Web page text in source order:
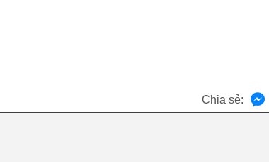
Chia sẻ: